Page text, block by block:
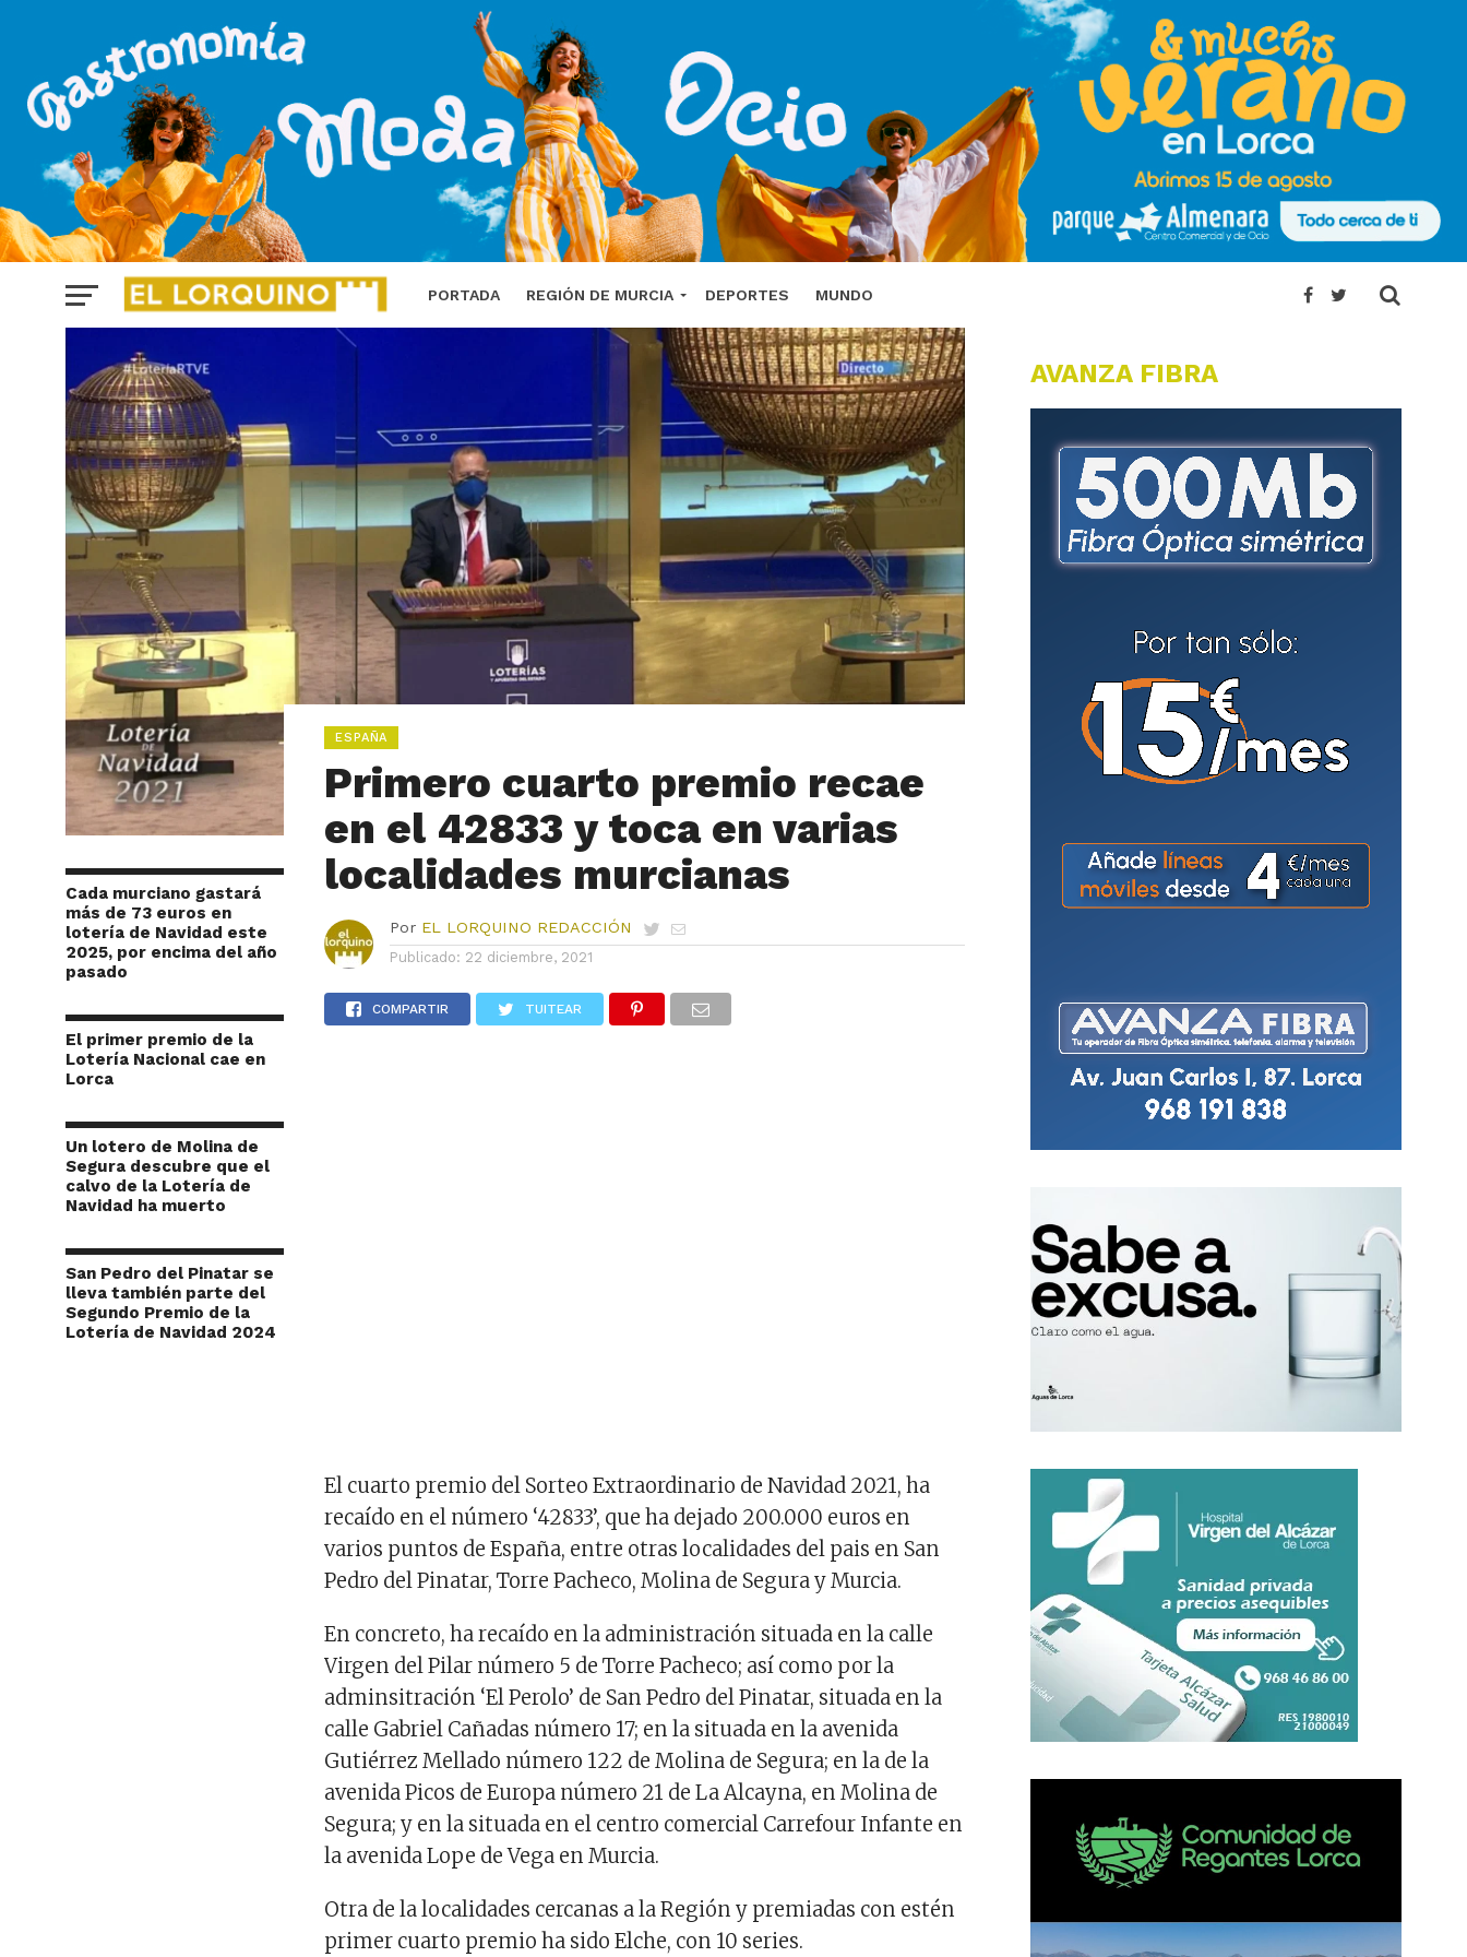
PORTADA REGIÓN DE MURCIA DEPORTES MUNDO
Cada murciano gastará
más de 73 euros en
lotería de Navidad este
2025, por encima del año
pasado
El primer premio de la
Lotería Nacional cae en
Lorca
Un lotero de Molina de
Segura descubre que el
calvo de la Lotería de
Navidad ha muerto
San Pedro del Pinatar se
lleva también parte del
Segundo Premio de la
Lotería de Navidad 2024
ESPAÑA
Primero cuarto premio recae
en el 42833 y toca en varias
localidades murcianas
Por EL LORQUINO REDACCIÓN
Publicado: 22 diciembre, 2021
COMPARTIR TUITEAR
El cuarto premio del Sorteo Extraordinario de Navidad 2021, ha
recaído en el número ‘42833’, que ha dejado 200.000 euros en
varios puntos de España, entre otras localidades del pais en San
Pedro del Pinatar, Torre Pacheco, Molina de Segura y Murcia.
En concreto, ha recaído en la administración situada en la calle
Virgen del Pilar número 5 de Torre Pacheco; así como por la
adminsitración ‘El Perolo’ de San Pedro del Pinatar, situada en la
calle Gabriel Cañadas número 17; en la situada en la avenida
Gutiérrez Mellado número 122 de Molina de Segura; en la de la
avenida Picos de Europa número 21 de La Alcayna, en Molina de
Segura; y en la situada en el centro comercial Carrefour Infante en
la avenida Lope de Vega en Murcia.
Otra de la localidades cercanas a la Región y premiadas con estén
primer cuarto premio ha sido Elche, con 10 series.
AVANZA FIBRA